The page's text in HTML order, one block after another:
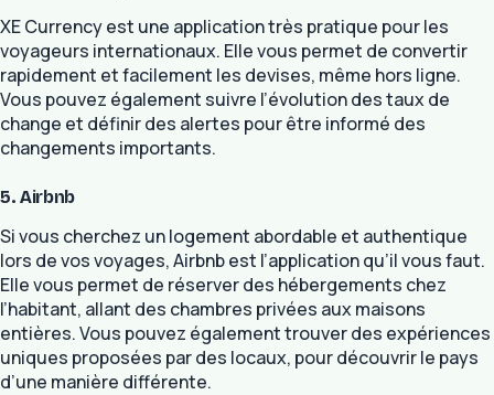
XE Currency est une application très pratique pour les
voyageurs internationaux. Elle vous permet de convertir
rapidement et facilement les devises, même hors ligne.
Vous pouvez également suivre l’évolution des taux de
change et définir des alertes pour être informé des
changements importants.
5. Airbnb
Si vous cherchez un logement abordable et authentique
lors de vos voyages, Airbnb est l’application qu’il vous faut.
Elle vous permet de réserver des hébergements chez
l’habitant, allant des chambres privées aux maisons
entières. Vous pouvez également trouver des expériences
uniques proposées par des locaux, pour découvrir le pays
d’une manière différente.